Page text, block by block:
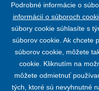
Podrobné informácie o
informácií o súboroch
súbory cookie súhlasíte s
súborov cookie. Ak chcete
súborov cookie, môžete
cookie. Kliknutím na
môžete odmietnuť
tých, ktoré sú nevyhnutné